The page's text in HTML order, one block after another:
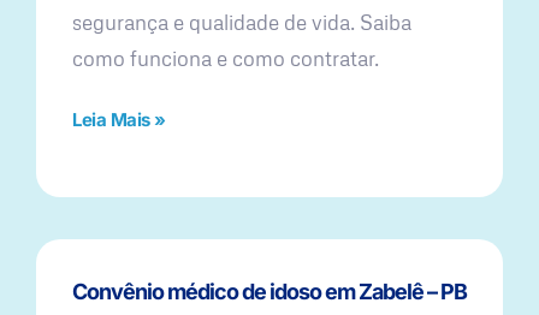
segurança e qualidade de vida. Saiba
como funciona e como contratar.
Leia Mais »
Convênio médico de idoso em Zabelê – PB